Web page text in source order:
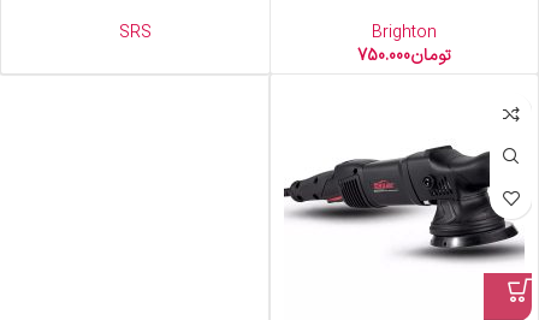
Brighton
تومان750.000
SRS